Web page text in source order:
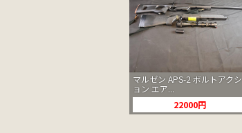
マルゼン APS-2 ボルトアクシ
ョン エア...
22000円